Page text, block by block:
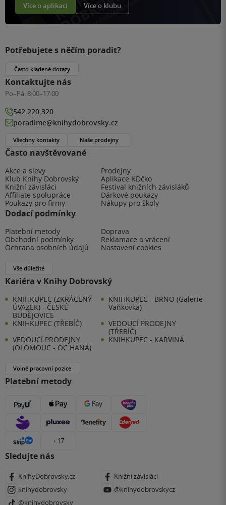
Více o aplikaci Více o klubu
Často navštěvované
Akce a slevy
Prodejny
Klub Knihy Dobrovský
Aplikace KDčko
Knižní závisláci
Festival knižních závisláků
Affiliate spolupráce
Dárkové poukazy
Poukazy pro firmy
Nákupy pro školy
Dodací podmínky
Platební metody
Doprava
Obchodní podmínky
Reklamace a vrácení
Ochrana osobních údajů
Nastavení cookies
Vše důležité
Kariéra v Knihy Dobrovský
KNIHKUPEC (ZKRÁCENÝ
ÚVAZEK) - ČESKÉ
BUDĚJOVICE
KNIHKUPEC - BRNO (Galerie
Vaňkovka)
KNIHKUPEC (TŘEBÍČ)
VEDOUCÍ PRODEJNY
(TŘEBÍČ)
VEDOUCÍ PRODEJNY
(OLOMOUC - OC HANÁ)
KNIHKUPEC - KARVINÁ
Volné pracovní pozice
Platební metody
+ 17
Sledujte nás
KnihyDobrovsky.cz
Knižní závisláci
knihydobrovsky
@knihydobrovskycz
@knihydobrovsky
Potřebujete s něčím poradit?
Často kladené dotazy
Kontaktujte nás
Po–Pá: 8:00–17:00
542 220 320
poradime@knihydobrovsky.cz
Všechny kontakty Naše prodejny